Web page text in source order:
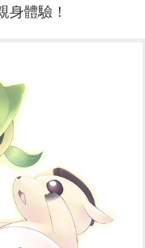
身體驗！